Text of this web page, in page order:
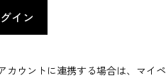
カウントに連携する場合は、マイペ